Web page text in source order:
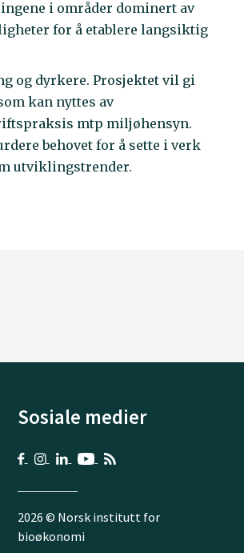
i områder dominert av
for å etablere langsiktig
og dyrkere. Prosjektet vil gi
kan nyttes av
mtp miljøhensyn.
behovet for å sette i verk
utviklingstrender.
Sosiale medier
2026 © Norsk institutt for
bioøkonomi